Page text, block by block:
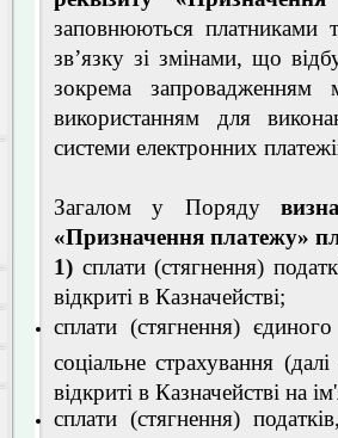
заповнюються платниками
зв’язку зі змінами, що
зокрема
використанням для
системи електронних
Загалом у Поряду
«Призначення платежу»
1) сплати (стягнення)
відкриті в Казначействі;
сплати (стягнення)
соціальне страхування
відкриті в Казначействі на
сплати (стягнення)